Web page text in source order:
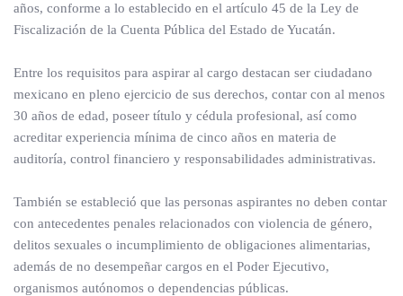
años, conforme a lo establecido en el artículo 45 de la Ley de
Fiscalización de la Cuenta Pública del Estado de Yucatán.
Entre los requisitos para aspirar al cargo destacan ser ciudadano
mexicano en pleno ejercicio de sus derechos, contar con al menos
30 años de edad, poseer título y cédula profesional, así como
acreditar experiencia mínima de cinco años en materia de
auditoría, control financiero y responsabilidades administrativas.
También se estableció que las personas aspirantes no deben contar
con antecedentes penales relacionados con violencia de género,
delitos sexuales o incumplimiento de obligaciones alimentarias,
además de no desempeñar cargos en el Poder Ejecutivo,
organismos autónomos o dependencias públicas.